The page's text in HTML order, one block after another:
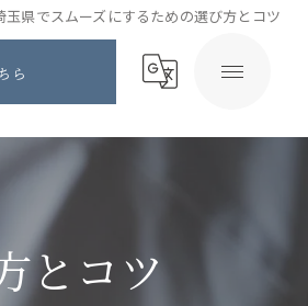
玉県でスムーズにするための選び方とコツ
ら
とコツ